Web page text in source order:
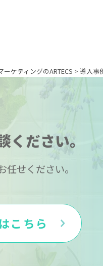
ケティングのARTECS > 導入事
ください。
せください。
こちら